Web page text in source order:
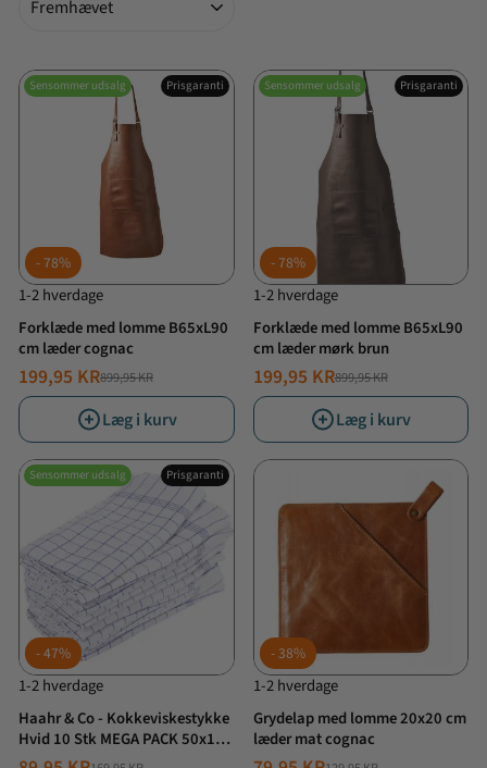
Sensommer udsalg Prisgaranti
78%
1-2 hverdage
Forklæde med lomme B65xL90
cm læder cognac
NORMALPRIS899,95 KR
TILBUDSPRIS
199,95 KR
Læg i kurv
Sensommer udsalg Prisgaranti
78%
1-2 hverdage
Forklæde med lomme B65xL90
cm læder mørk brun
NORMALPRIS899,95 KR
TILBUDSPRIS
199,95 KR
Læg i kurv
Sensommer udsalg Prisgaranti
47%
1-2 hverdage
Haahr & Co - Kokkeviskestykke
Hvid 10 Stk MEGA PACK 50x100
cm
38%
1-2 hverdage
Grydelap med lomme 20x20 cm
læder mat cognac